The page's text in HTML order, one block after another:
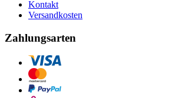
Kontakt
Versandkosten
Zahlungsarten